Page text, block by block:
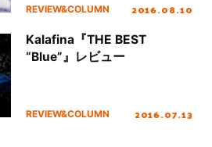
REVIEW&COLUMN 2016.08.10
Kalafina『THE BEST
“Blue”』レビュー
REVIEW&COLUMN 2016.07.13